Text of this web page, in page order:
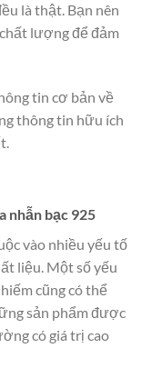
là thật. Bạn nên
lượng để đảm
tin cơ bản về
thông tin hữu ích
nhẫn bạc 925
vào nhiều yếu tố
liệu. Một số yếu
cũng có thể
sản phẩm được
có giá trị cao